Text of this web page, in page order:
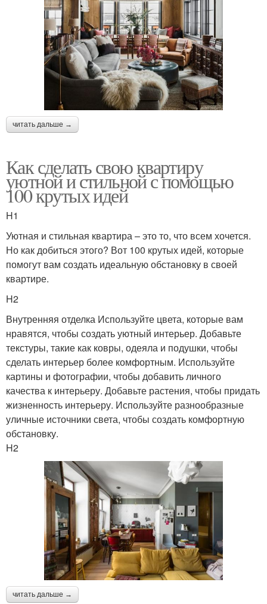
читать дальше →
Как сделать свою квартиру
уютной и стильной с помощью
100 крутых идей
H1
Уютная и стильная квартира – это то, что всем хочется.
Но как добиться этого? Вот 100 крутых идей, которые
помогут вам создать идеальную обстановку в своей
квартире.
H2
Внутренняя отделка Используйте цвета, которые вам
нравятся, чтобы создать уютный интерьер. Добавьте
текстуры, такие как ковры, одеяла и подушки, чтобы
сделать интерьер более комфортным. Используйте
картины и фотографии, чтобы добавить личного
качества к интерьеру. Добавьте растения, чтобы придать
жизненность интерьеру. Используйте разнообразные
уличные источники света, чтобы создать комфортную
обстановку.
H2
читать дальше →